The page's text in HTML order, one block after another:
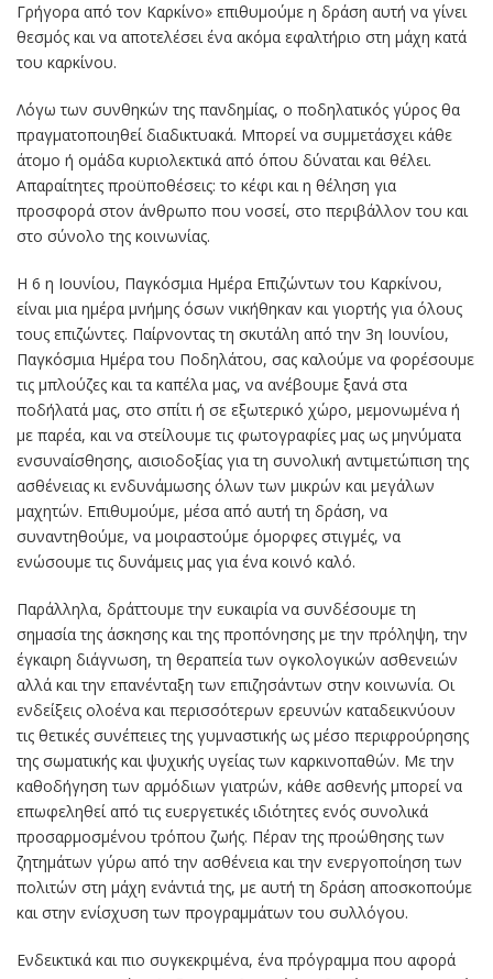
Γρήγορα από τον Καρκίνο» επιθυμούμε η δράση αυτή να γίνει
θεσμός και να αποτελέσει ένα ακόμα εφαλτήριο στη μάχη κατά
του καρκίνου.
Λόγω των συνθηκών της πανδημίας, ο ποδηλατικός γύρος θα
πραγματοποιηθεί διαδικτυακά. Μπορεί να συμμετάσχει κάθε
άτομο ή ομάδα κυριολεκτικά από όπου δύναται και θέλει.
Απαραίτητες προϋποθέσεις: το κέφι και η θέληση για
προσφορά στον άνθρωπο που νοσεί, στο περιβάλλον του και
στο σύνολο της κοινωνίας.
Η 6 η Ιουνίου, Παγκόσμια Ημέρα Επιζώντων του Καρκίνου,
είναι μια ημέρα μνήμης όσων νικήθηκαν και γιορτής για όλους
τους επιζώντες. Παίρνοντας τη σκυτάλη από την 3η Ιουνίου,
Παγκόσμια Ημέρα του Ποδηλάτου, σας καλούμε να φορέσουμε
τις μπλούζες και τα καπέλα μας, να ανέβουμε ξανά στα
ποδήλατά μας, στο σπίτι ή σε εξωτερικό χώρο, μεμονωμένα ή
με παρέα, και να στείλουμε τις φωτογραφίες μας ως μηνύματα
ενσυναίσθησης, αισιοδοξίας για τη συνολική αντιμετώπιση της
ασθένειας κι ενδυνάμωσης όλων των μικρών και μεγάλων
μαχητών. Επιθυμούμε, μέσα από αυτή τη δράση, να
συναντηθούμε, να μοιραστούμε όμορφες στιγμές, να
ενώσουμε τις δυνάμεις μας για ένα κοινό καλό.
Παράλληλα, δράττουμε την ευκαιρία να συνδέσουμε τη
σημασία της άσκησης και της προπόνησης με την πρόληψη, την
έγκαιρη διάγνωση, τη θεραπεία των ογκολογικών ασθενειών
αλλά και την επανένταξη των επιζησάντων στην κοινωνία. Οι
ενδείξεις ολοένα και περισσότερων ερευνών καταδεικνύουν
τις θετικές συνέπειες της γυμναστικής ως μέσο περιφρούρησης
της σωματικής και ψυχικής υγείας των καρκινοπαθών. Με την
καθοδήγηση των αρμόδιων γιατρών, κάθε ασθενής μπορεί να
επωφεληθεί από τις ευεργετικές ιδιότητες ενός συνολικά
προσαρμοσμένου τρόπου ζωής. Πέραν της προώθησης των
ζητημάτων γύρω από την ασθένεια και την ενεργοποίηση των
πολιτών στη μάχη ενάντιά της, με αυτή τη δράση αποσκοπούμε
και στην ενίσχυση των προγραμμάτων του συλλόγου.
Ενδεικτικά και πιο συγκεκριμένα, ένα πρόγραμμα που αφορά